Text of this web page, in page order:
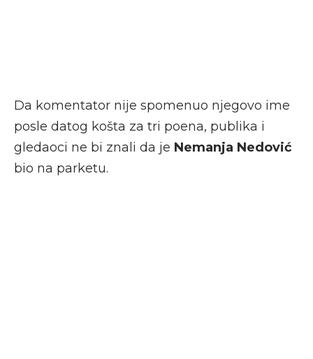
Da komentator nije spomenuo njegovo ime
posle datog košta za tri poena, publika i
gledaoci ne bi znali da je Nemanja Nedović
bio na parketu.